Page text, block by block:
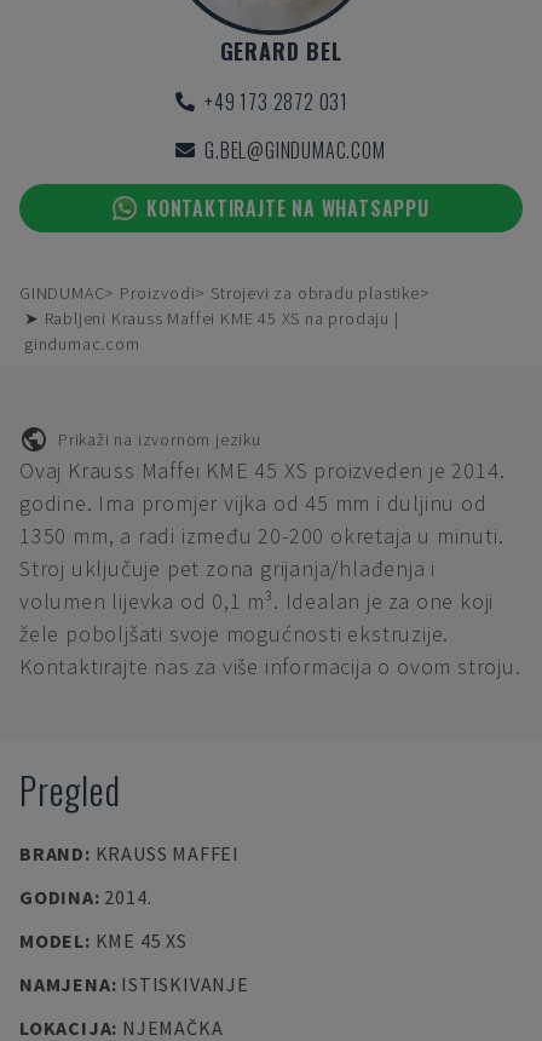
GERARD BEL
+49 173 2872 031
G.BEL@GINDUMAC.COM
KONTAKTIRAJTE NA WHATSAPPU
GINDUMAC Proizvodi
Strojevi za obradu plastike
➤ Rabljeni Krauss Maffei KME 45 XS na prodaju |
gindumac.com
Prikaži na izvornom jeziku
Ovaj Krauss Maffei KME 45 XS proizveden je 2014.
godine. Ima promjer vijka od 45 mm i duljinu od
1350 mm, a radi između 20-200 okretaja u minuti.
Stroj uključuje pet zona grijanja/hlađenja i
volumen lijevka od 0,1 m³. Idealan je za one koji
žele poboljšati svoje mogućnosti ekstruzije.
Kontaktirajte nas za više informacija o ovom stroju.
Pregled
BRAND: KRAUSS MAFFEI
GODINA: 2014.
MODEL: KME 45 XS
NAMJENA: ISTISKIVANJE
LOKACIJA: NJEMAČKA